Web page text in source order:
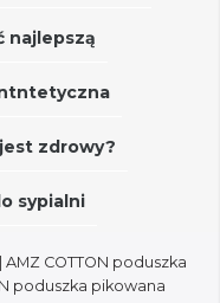
najlepszą
zdrowy?
sypialni
| AMZ COTTON poduszka
poduszka pikowana